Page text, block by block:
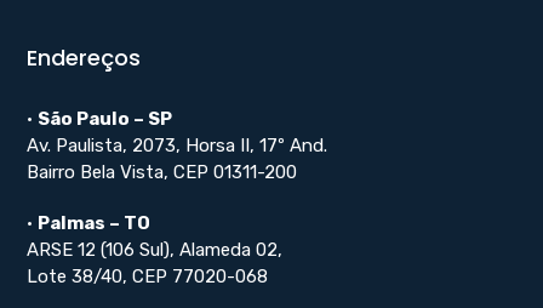
Endereços
• São Paulo – SP
Av. Paulista, 2073, Horsa II, 17º And.
Bairro Bela Vista, CEP 01311-200
• Palmas – TO
ARSE 12 (106 Sul), Alameda 02,
Lote 38/40, CEP 77020-068